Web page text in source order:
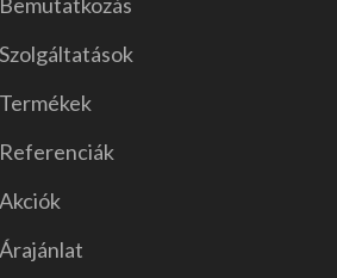
Szolgáltatások
Termékek
Referenciák
Akciók
Árajánlat